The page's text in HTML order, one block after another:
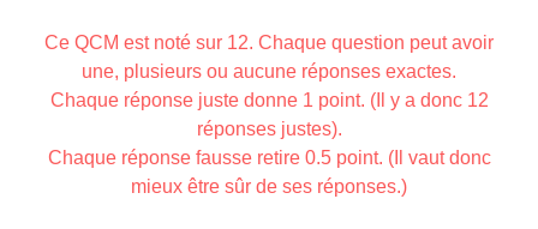
Ce QCM est noté sur 12. Chaque question peut avoir
une, plusieurs ou aucune réponses exactes.
Chaque réponse juste donne 1 point. (Il y a donc 12
réponses justes).
Chaque réponse fausse retire 0.5 point. (Il vaut donc
mieux être sûr de ses réponses.)